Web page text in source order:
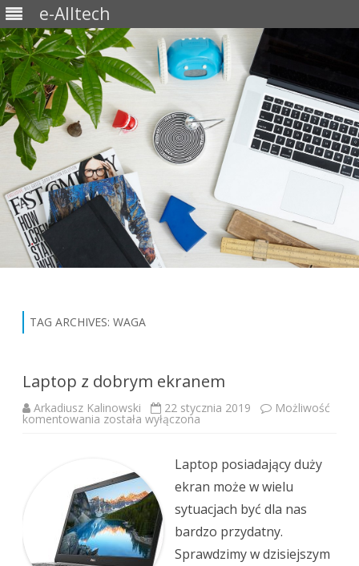
e-Alltech
TAG ARCHIVES: WAGA
Laptop z dobrym ekranem
Arkadiusz Kalinowski 22 stycznia 2019 Możliwość
komentowania Laptop
została wyłączona
Laptop posiadający duży
ekran może w wielu
sytuacjach być dla nas
bardzo przydatny.
Sprawdzimy w dzisiejszym